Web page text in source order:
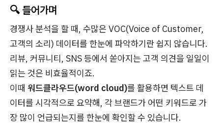
🔍 들어가며
경쟁사 분석을 할 때, 수많은 VOC(Voice of Customer,
고객의 소리) 데이터를 한눈에 파악하기란 쉽지 않습니다.
리뷰, 커뮤니티, SNS 등에서 쏟아지는 고객 의견을 일일이
읽는 것은 비효율적이죠.
이때 워드클라우드(word cloud)를 활용하면 텍스트 데
이터를 시각적으로 요약해, 각 브랜드가 어떤 키워드로 가
장 많이 언급되는지를 한눈에 확인할 수 있습니다.